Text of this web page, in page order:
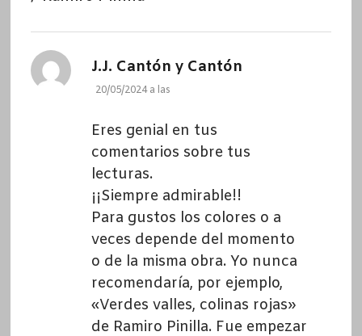
J.J. Cantón y Cantón
20/05/2024 a las
Eres genial en tus
comentarios sobre tus
lecturas.
¡¡Siempre admirable!!
Para gustos los colores o a
veces depende del momento
o de la misma obra. Yo nunca
recomendaría, por ejemplo,
«Verdes valles, colinas rojas»
de Ramiro Pinilla. Fue empezar